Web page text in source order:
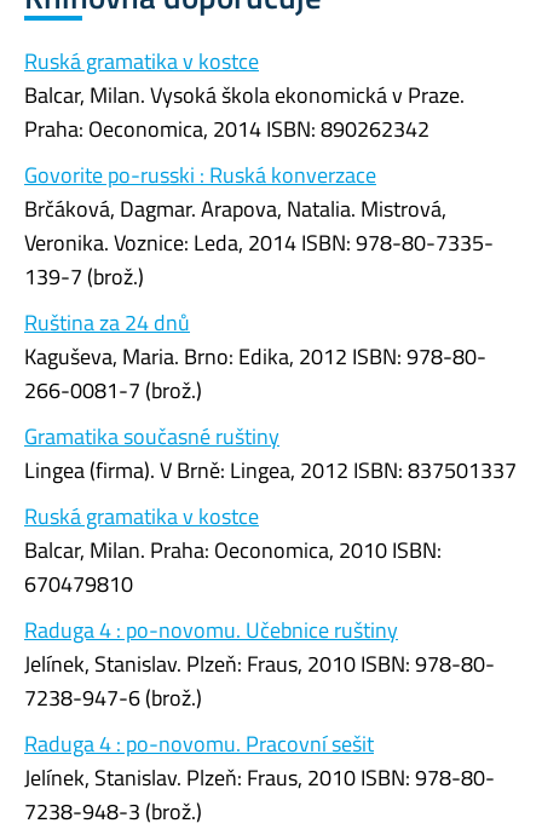
Ruská gramatika v kostce
Balcar, Milan. Vysoká škola ekonomická v Praze.
Praha: Oeconomica, 2014 ISBN: 890262342
Govorite po-russki : Ruská konverzace
Brčáková, Dagmar. Arapova, Natalia. Mistrová,
Veronika. Voznice: Leda, 2014 ISBN: 978-80-7335-
139-7 (brož.)
Ruština za 24 dnů
Kaguševa, Maria. Brno: Edika, 2012 ISBN: 978-80-
266-0081-7 (brož.)
Gramatika současné ruštiny
Lingea (firma). V Brně: Lingea, 2012 ISBN: 837501337
Ruská gramatika v kostce
Balcar, Milan. Praha: Oeconomica, 2010 ISBN:
670479810
Raduga 4 : po-novomu. Učebnice ruštiny
Jelínek, Stanislav. Plzeň: Fraus, 2010 ISBN: 978-80-
7238-947-6 (brož.)
Raduga 4 : po-novomu. Pracovní sešit
Jelínek, Stanislav. Plzeň: Fraus, 2010 ISBN: 978-80-
7238-948-3 (brož.)